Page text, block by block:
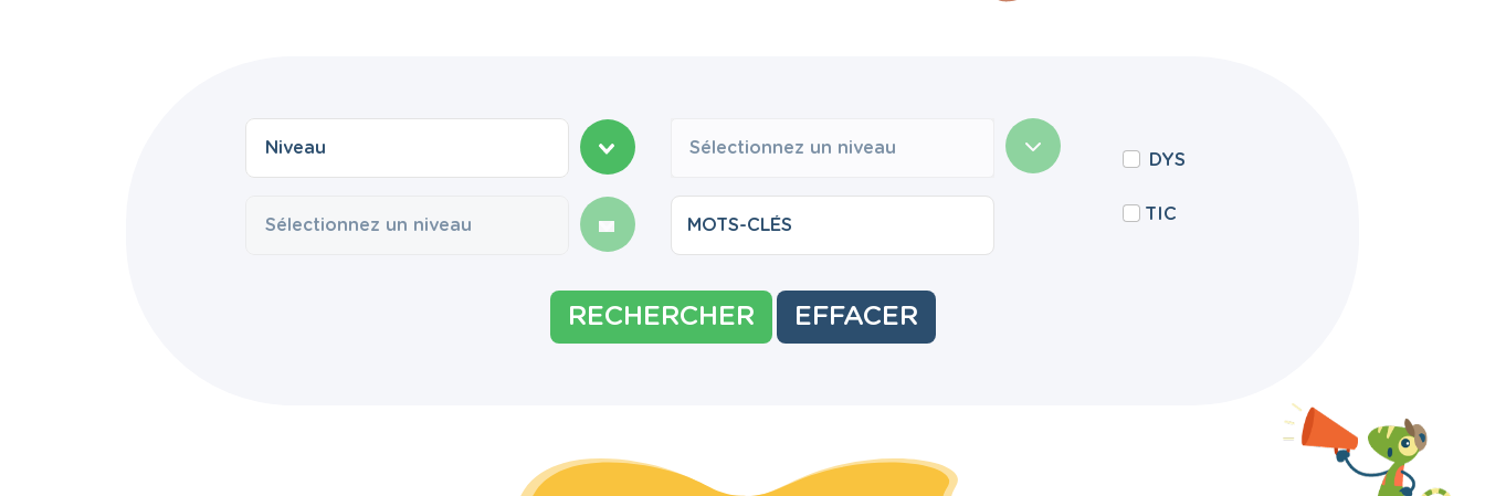
Sélectionnez un niveau
DYS
TIC
RECHERCHER EFFACER